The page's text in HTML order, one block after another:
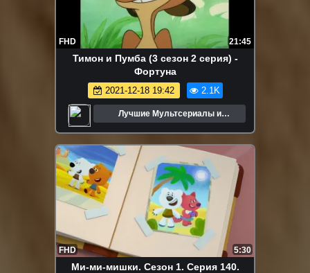
FHD 21:45
Тимон и Пумба (3 сезон 2 серия) -
Фортуна
2021-12-18 19:42 2.1K
Лучшие Мультсериалы и
FHD 5:30
Ми-ми-мишки. Сезон 1. Серия 140.